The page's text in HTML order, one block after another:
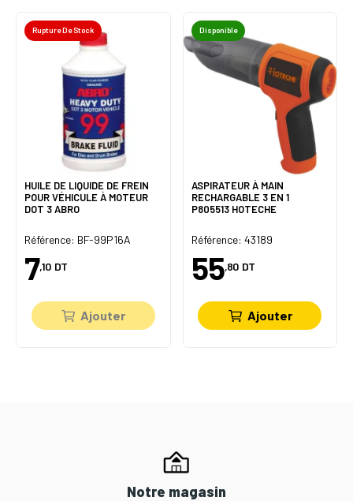
Rupture De Stock
HUILE DE LIQUIDE DE FREIN
POUR VÉHICULE À MOTEUR
DOT 3 ABRO
Référence: BF-99P16A
7,10 DT
Ajouter
Disponible
ASPIRATEUR À MAIN
RECHARGABLE 3 EN 1
P805513 HOTECHE
Référence: 43189
55,80 DT
Ajouter
Notre magasin